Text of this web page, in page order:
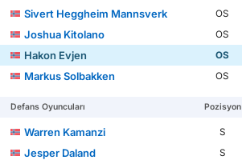
Sivert Heggheim Mannsverk
OS
Joshua Kitolano
OS
Hakon Evjen
OS
Markus Solbakken
OS
Defans Oyuncuları Pozisyon
Warren Kamanzi S
Jesper Daland
S